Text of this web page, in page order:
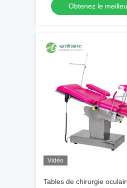
Obtenez le
Vidéo
Tables de chirurgie